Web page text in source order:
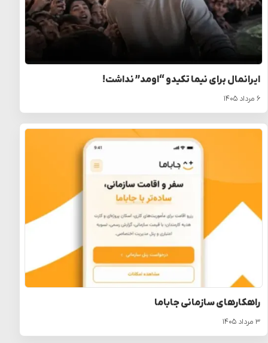
ایرانمال برای نیما تکیدو “اومد” نداشت!
۶ مرداد ۱۴۰۵
راهکارهای سازمانی جاباما
۳ مرداد ۱۴۰۵